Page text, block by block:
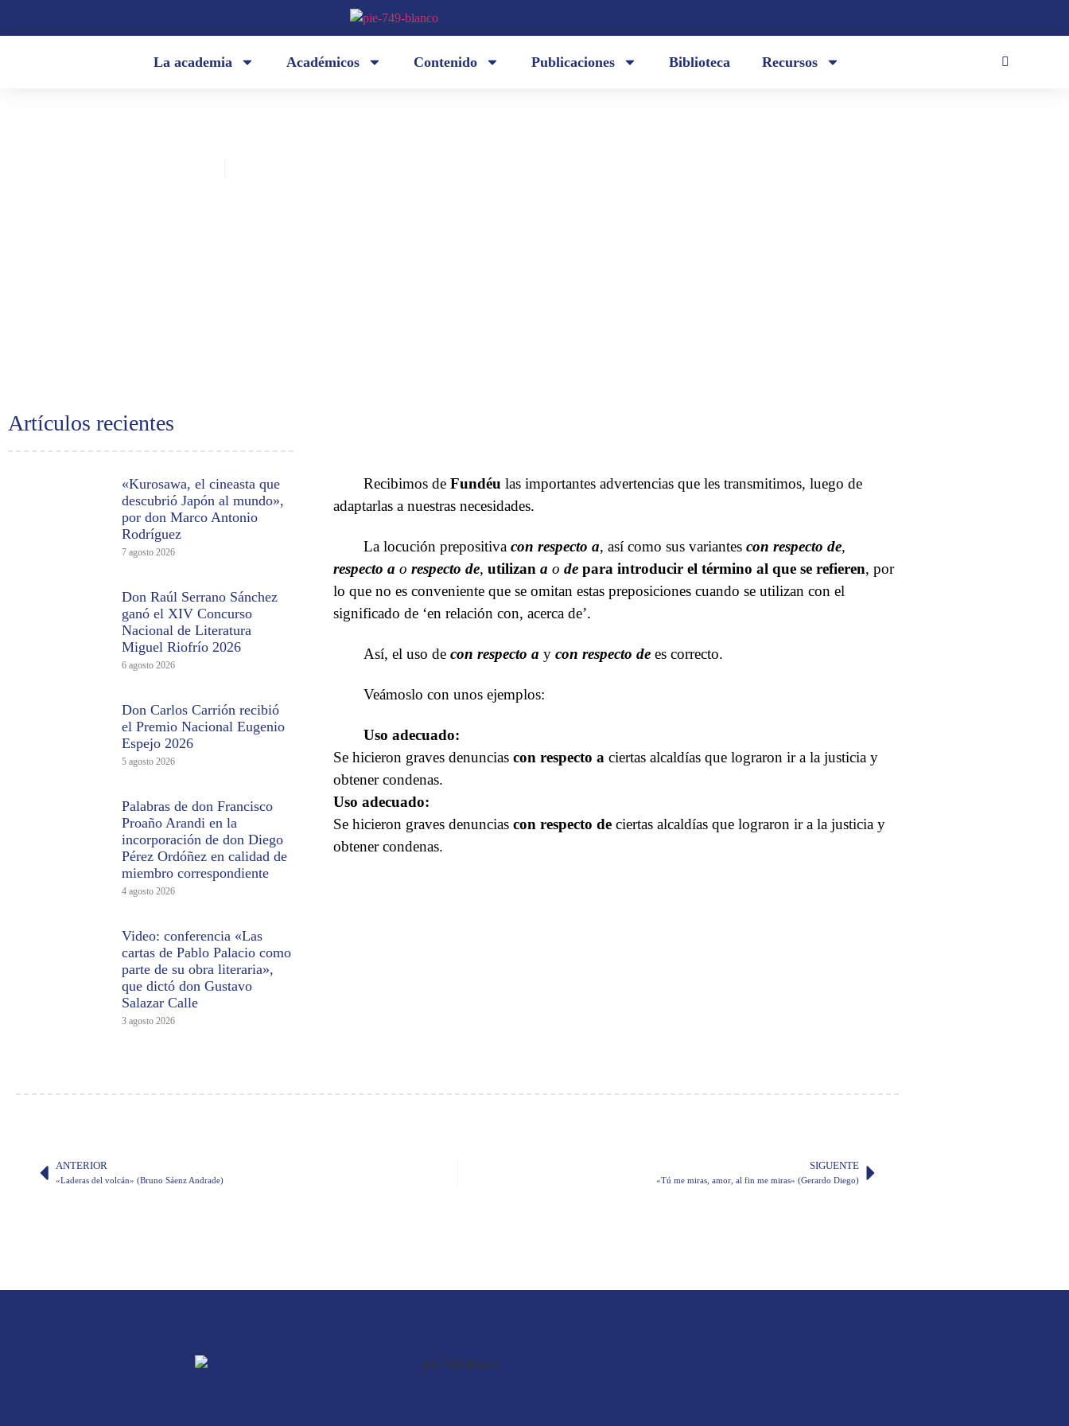
La academia Académicos Contenido Publicaciones Biblioteca Recursos
Artículos recientes
«Kurosawa, el cineasta que
descubrió Japón al mundo»,
por don Marco Antonio
Rodríguez
7 agosto 2026
Don Raúl Serrano Sánchez
ganó el XIV Concurso
Nacional de Literatura
Miguel Riofrío 2026
6 agosto 2026
Don Carlos Carrión recibió
el Premio Nacional Eugenio
Espejo 2026
5 agosto 2026
Palabras de don Francisco
Proaño Arandi en la
incorporación de don Diego
Pérez Ordóñez en calidad de
miembro correspondiente
4 agosto 2026
Video: conferencia «Las
cartas de Pablo Palacio como
parte de su obra literaria»,
que dictó don Gustavo
Salazar Calle
3 agosto 2026
Recibimos deFundéu las importantes advertencias que les transmitimos, luego de
adaptarlas a nuestras necesidades.
La locución prepositivacon respecto a, así como sus variantescon respecto de,
respecto a o respecto de, utilizan a o de para introducir el término al que se refieren, por
lo que no es conveniente que se omitan estas preposiciones cuando se utilizan con el
significado de ‘en relación con, acerca de’.
Así, el uso decon respecto a ycon respecto de es correcto.
Veámoslo con unos ejemplos:
Uso adecuado:
Se hicieron graves denuncias con respecto a ciertas alcaldías que lograron ir a la justicia y
obtener condenas.
Uso adecuado:
Se hicieron graves denuncias con respecto de ciertas alcaldías que lograron ir a la justicia y
obtener condenas.
ANTERIOR
«Laderas del volcán» (Bruno Sáenz Andrade)
SIGUENTE
«Tú me miras, amor, al fin me miras» (Gerardo Diego)